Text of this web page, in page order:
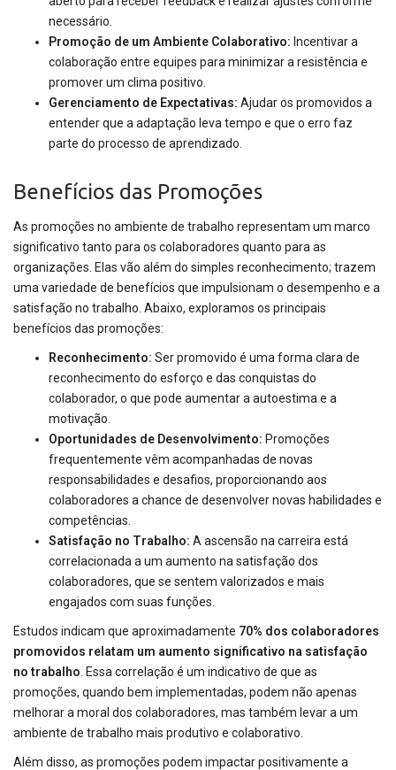
necessário.
Promoção de um Ambiente Colaborativo: Incentivar a
colaboração entre equipes para minimizar a resistência e
promover um clima positivo.
Gerenciamento de Expectativas: Ajudar os promovidos a
entender que a adaptação leva tempo e que o erro faz
parte do processo de aprendizado.
Benefícios das Promoções
As promoções no ambiente de trabalho representam um marco
significativo tanto para os colaboradores quanto para as
organizações. Elas vão além do simples reconhecimento; trazem
uma variedade de benefícios que impulsionam o desempenho e a
satisfação no trabalho. Abaixo, exploramos os principais
benefícios das promoções:
Reconhecimento: Ser promovido é uma forma clara de
reconhecimento do esforço e das conquistas do
colaborador, o que pode aumentar a autoestima e a
motivação.
Oportunidades de Desenvolvimento: Promoções
frequentemente vêm acompanhadas de novas
responsabilidades e desafios, proporcionando aos
colaboradores a chance de desenvolver novas habilidades e
competências.
Satisfação no Trabalho: A ascensão na carreira está
correlacionada a um aumento na satisfação dos
colaboradores, que se sentem valorizados e mais
engajados com suas funções.
Estudos indicam que aproximadamente 70% dos colaboradores
promovidos relatam um aumento significativo na satisfação
no trabalho . Essa correlação é um indicativo de que as
promoções, quando bem implementadas, podem não apenas
melhorar a moral dos colaboradores, mas também levar a um
ambiente de trabalho mais produtivo e colaborativo.
Além disso, as promoções podem impactar positivamente a